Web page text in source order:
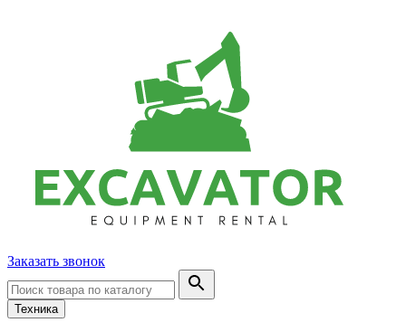
Заказать звонок
Техника